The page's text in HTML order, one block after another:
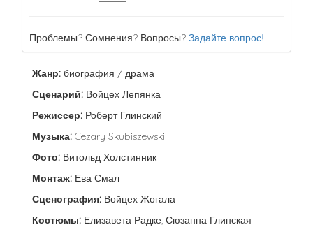
Проблемы? Сомнения? Вопросы? Задайте вопрос!
Жанр: биография / драма
Сценарий: Войцех Лепянка
Режиссер: Роберт Глинский
Музыка: Cezary Skubiszewski
Фото: Витольд Холстинник
Монтаж: Ева Смал
Сценография: Войцех Жогала
Костюмы: Елизавета Радке, Сюзанна Глинская